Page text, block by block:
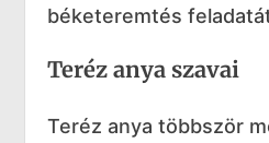
béketeremtés
Teréz anya szavai
Teréz anya többször